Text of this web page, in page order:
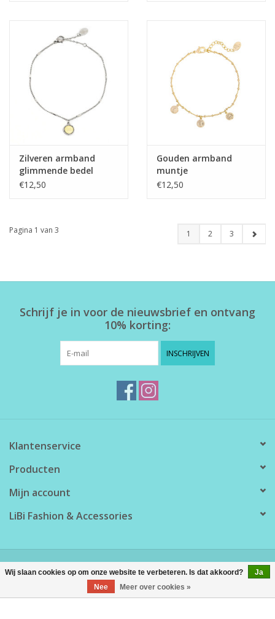
Zilveren armband
glimmende bedel
€12,50
Gouden armband
muntje
€12,50
Pagina 1 van 3 1 2 3
Schrijf je in voor de nieuwsbrief en ontvang
10% korting:
INSCHRIJVEN
Klantenservice
Producten
Mijn account
LiBi Fashion & Accessories
Lightspeed
Wij slaan cookies op om onze website te verbeteren. Is dat akkoord?
Ja
Nee
Meer over cookies »